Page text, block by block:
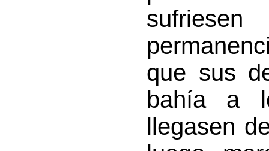
que sus
bahía a
llegasen